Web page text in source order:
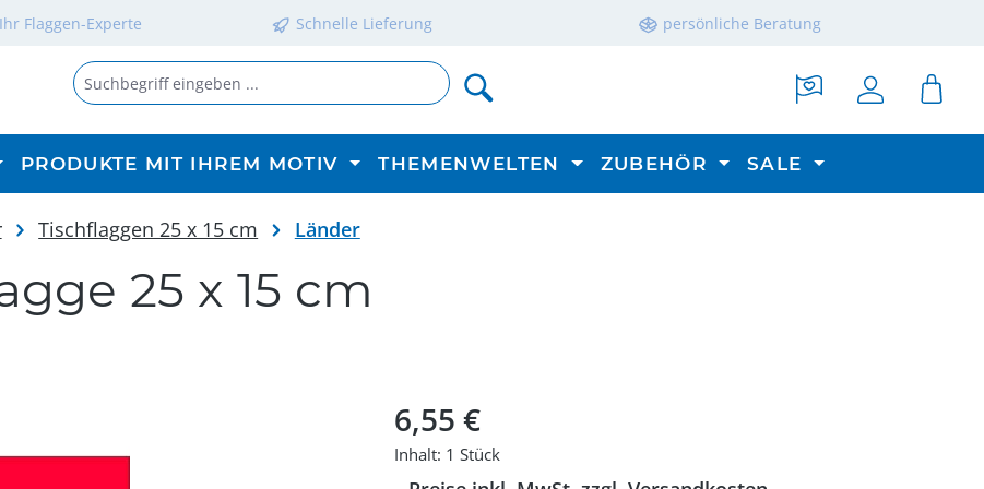
Flaggen-Experte Schnelle Lieferung persönliche Beratung
PRODUKTE MIT IHREM MOTIV THEMENWELTEN ZUBEHÖR SALE
Tischflaggen 25 x 15 cm Länder
25 x 15 cm
Regulärer Preis:
6,55 €
Inhalt: 1 Stück